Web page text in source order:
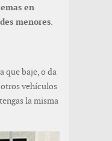
en
menores.
que baje, o da
vehículos
la misma